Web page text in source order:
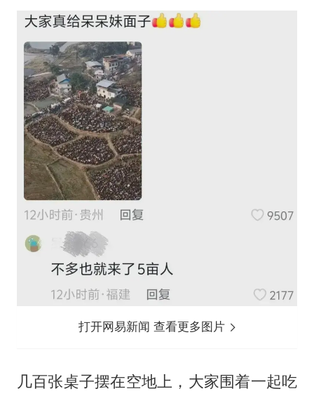
打开网易新闻 查看更多图片
几百张桌子摆在空地上，大家围着一起吃